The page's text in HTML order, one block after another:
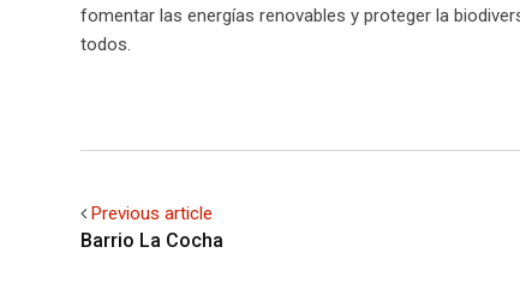
fomentar las energías renovables y proteger la
todos.
Previous article
Barrio La Cocha